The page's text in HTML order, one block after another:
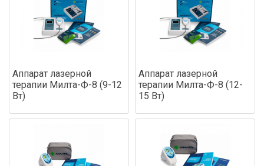
Аппарат лазерной
терапии Милта-Ф-8 (9-12
Вт)
Аппарат лазерной
терапии Милта-Ф-8 (12-
15 Вт)